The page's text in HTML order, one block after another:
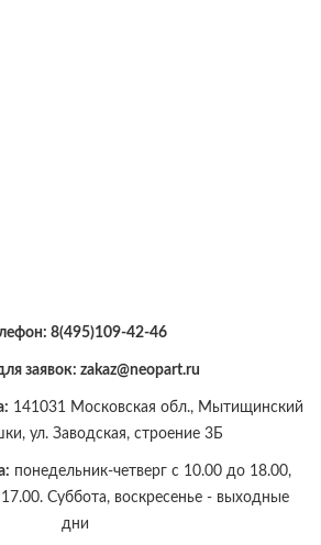
8(495)109-42-46
заявок: zakaz@neopart.ru
141031 Московская обл., Мытищинский
ул. Заводская, строение 3Б
понедельник-четверг с 10.00 до 18.00,
Суббота, воскресенье - выходные
дни